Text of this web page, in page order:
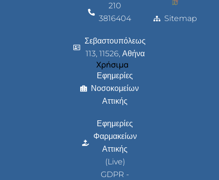
210
3816404
Σεβαστουπόλεως
113, 11526, Αθήνα
Χρήσιμα
Εφημερίες
Νοσοκομείων
Αττικής
Εφημερίες
Φαρμακείων
Αττικής
(Live)
GDPR -
Sitemap